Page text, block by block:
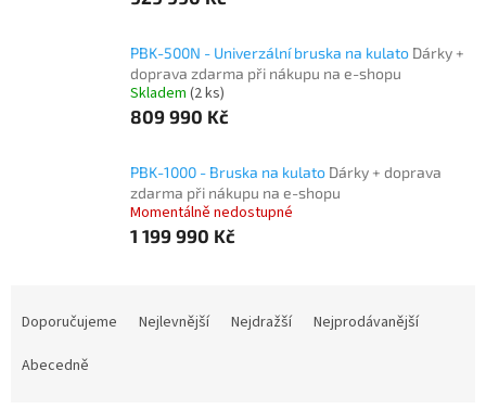
PBK-500N - Univerzální bruska na kulato Dárky +
doprava zdarma při nákupu na e-shopu
Skladem (2 ks)
809 990 Kč
PBK-1000 - Bruska na kulato Dárky + doprava
zdarma při nákupu na e-shopu
Momentálně nedostupné
1 199 990 Kč
Doporučujeme Nejlevnější Nejdražší
Nejprodávanější
Abecedně